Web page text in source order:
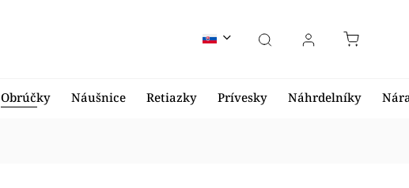
Obrúčky Náušnice Retiazky Prívesky Náhrdelníky